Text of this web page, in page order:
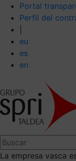
Portal
Perfil del
eu
es
en
La empresa vasca